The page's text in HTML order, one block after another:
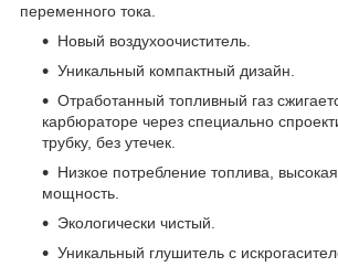
переменного тока.
Новый воздухоочиститель.
Уникальный компактный дизайн.
Отработанный топливный газ
карбюраторе через специально
трубку, без утечек.
Низкое потребление топлива,
мощность.
Экологически чистый.
Уникальный глушитель с